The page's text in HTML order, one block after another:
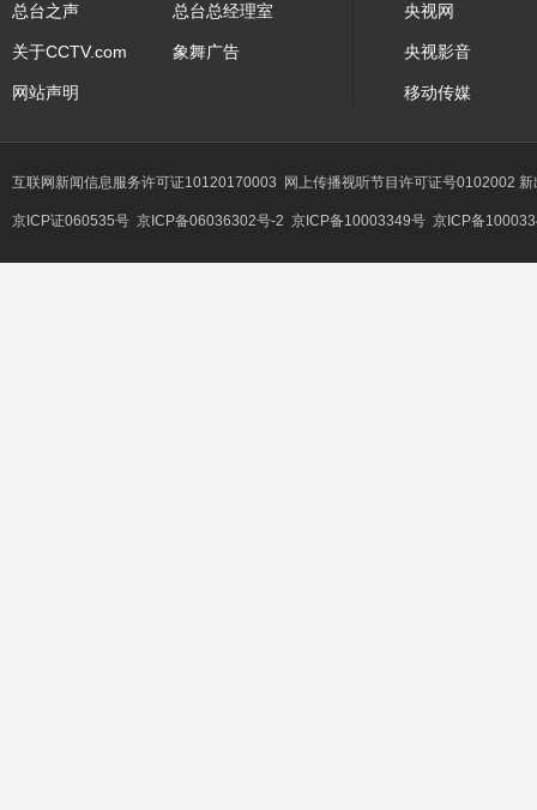
总台之声 总台总经理室
关于CCTV.com 象舞广告
网站声明
央视网
央视影音
移动传媒
互联网新闻信息服务许可证10120170003 网上传播视听节目许可证号0102002
京ICP证060535号 京ICP备06036302号-2 京ICP备10003349号 京ICP备